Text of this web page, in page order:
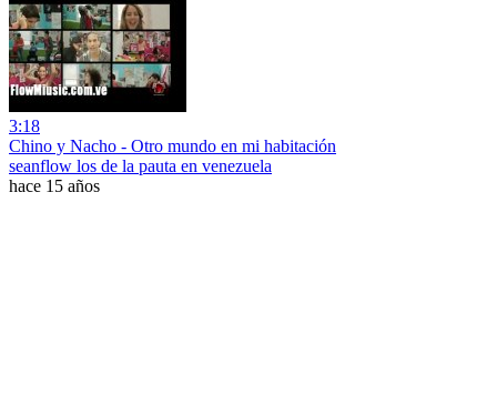
3:18
Chino y Nacho - Otro mundo en mi habitación
seanflow los de la pauta en venezuela
hace 15 años